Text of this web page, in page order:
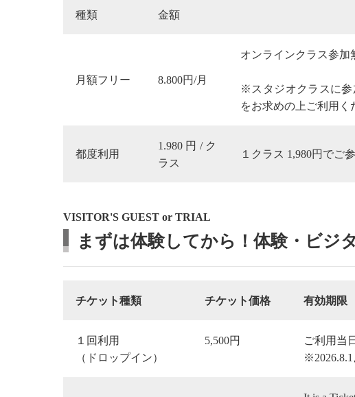
種類 金額
月額フリー 8.800円/月
オンラインクラス参加
※スタジオクラスに参
をお求めの上ご利用く
都度利用
1.980円/ク
ラス
１クラス 1,980円でご
VISITOR'S GUEST or TRIAL
まずは体験してから！体験・ ビジ
チケット種類 チケット価格 有効期限
１回利用
（ドロップイン）
5,500円
ご利用当
※2026.8.1